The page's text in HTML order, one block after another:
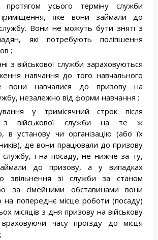
протягом усього терміну служби
яке вони займали до
Вони не можуть бути зняті з
які потребують поліпшення
;
з військової служби зараховуються
навчання до того навчального
вони навчалися до призову на
незалежно від форми навчання ;
у тримісячний строк після
з військової служби на те ж
в установу чи організацію (або їх
де вони працювали до призову
службу, і на посаду, не нижче за ту,
до призову, а у випадках
звільнення зі служби за станом
за сімейними обставинами вони
попереднє місце роботи (посаду)
місяців з дня призову на військову
часу проїзду до місця